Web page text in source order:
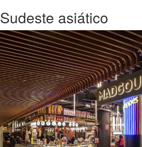
Sudeste asiático